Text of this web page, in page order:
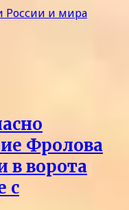
Фролова
в ворота
с